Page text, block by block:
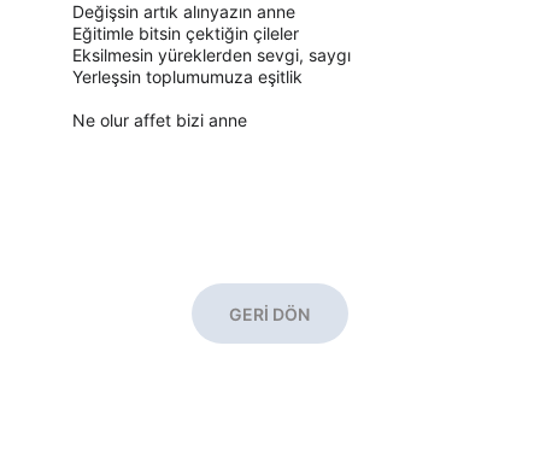
Değişsin artık alınyazın anne
Eğitimle bitsin çektiğin çileler
Eksilmesin yüreklerden sevgi, saygı
Yerleşsin toplumumuza eşitlik
Ne olur affet bizi anne
GERİ DÖN